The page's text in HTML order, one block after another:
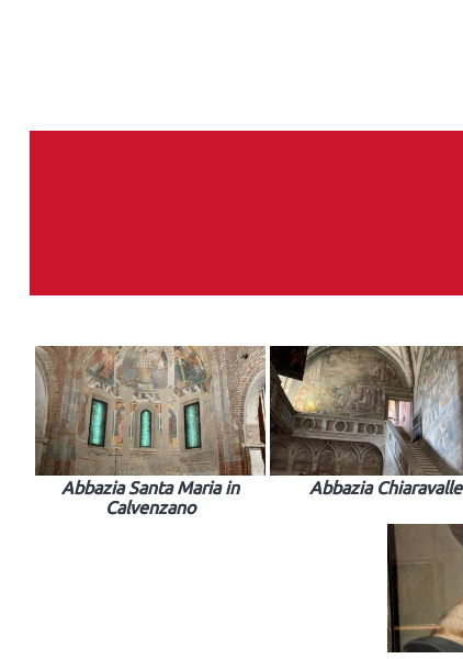
Abbazia Santa Maria in
Calvenzano
Abbazia Chiaravalle